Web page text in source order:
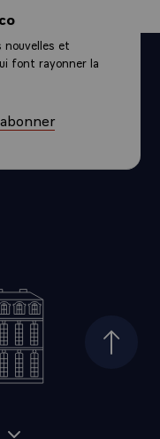
nouvelles et
font rayonner la
Haut